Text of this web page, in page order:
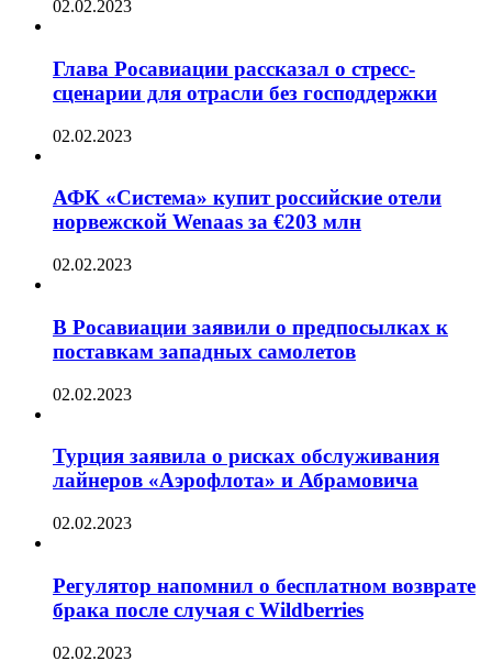
02.02.2023
Глава Росавиации рассказал о стресс-
сценарии для отрасли без господдержки
02.02.2023
АФК «Система» купит российские отели
норвежской Wenaas за €203 млн
02.02.2023
В Росавиации заявили о предпосылках к
поставкам западных самолетов
02.02.2023
Турция заявила о рисках обслуживания
лайнеров «Аэрофлота» и Абрамовича
02.02.2023
Регулятор напомнил о бесплатном возврате
брака после случая с Wildberries
02.02.2023